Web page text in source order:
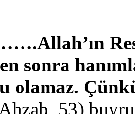
sonra
olamaz.
53)